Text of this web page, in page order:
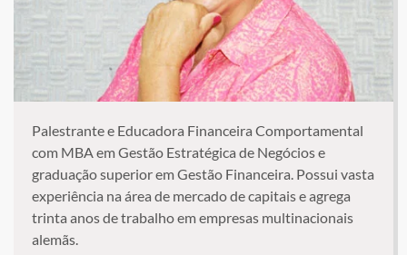
Palestrante e Educadora Financeira Comportamental
com MBA em Gestão Estratégica de Negócios e
graduação superior em Gestão Financeira. Possui vasta
experiência na área de mercado de capitais e agrega
trinta anos de trabalho em empresas multinacionais
alemãs.